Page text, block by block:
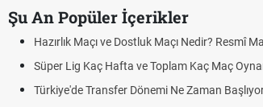
Şu An Popüler İçerikler
Hazırlık Maçı ve Dostluk Maçı Nedir? Resmî
Süper Lig Kaç Hafta ve Toplam Kaç Maç
Türkiye'de Transfer Dönemi Ne Zaman